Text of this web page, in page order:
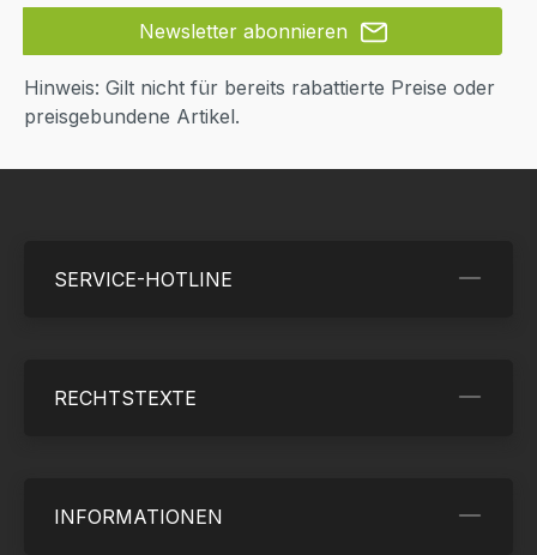
Newsletter abonnieren
Hinweis: Gilt nicht für bereits rabattierte Preise oder
preisgebundene Artikel.
SERVICE-HOTLINE
RECHTSTEXTE
INFORMATIONEN